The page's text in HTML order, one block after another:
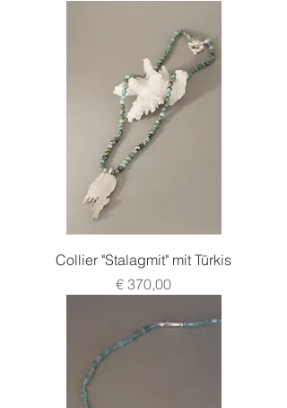
Collier "Stalagmit" mit Türkis
Preis
€ 370,00